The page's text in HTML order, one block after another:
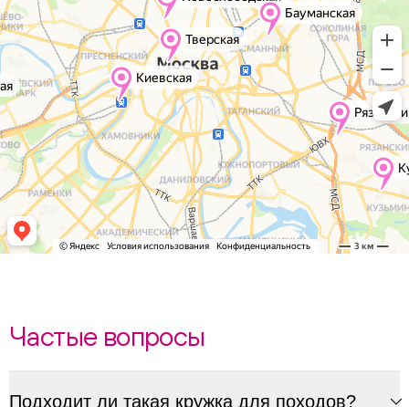
Частые вопросы
Подходит ли такая кружка для походов?